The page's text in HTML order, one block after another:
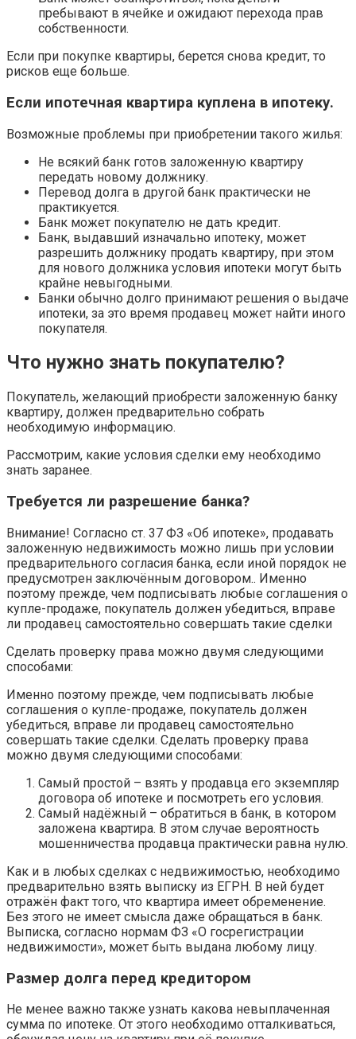
пребывают в ячейке и ожидают перехода прав
собственности.
Если при покупке квартиры, берется снова кредит, то
рисков еще больше.
Если ипотечная квартира куплена в ипотеку.
Возможные проблемы при приобретении такого жилья:
Не всякий банк готов заложенную квартиру
передать новому должнику.
Перевод долга в другой банк практически не
практикуется.
Банк может покупателю не дать кредит.
Банк, выдавший изначально ипотеку, может
разрешить должнику продать квартиру, при этом
для нового должника условия ипотеки могут быть
крайне невыгодными.
Банки обычно долго принимают решения о выдаче
ипотеки, за это время продавец может найти иного
покупателя.
Что нужно знать покупателю?
Покупатель, желающий приобрести заложенную банку
квартиру, должен предварительно собрать
необходимую информацию.
Рассмотрим, какие условия сделки ему необходимо
знать заранее.
Требуется ли разрешение банка?
Внимание! Согласно ст. 37 ФЗ «Об ипотеке», продавать
заложенную недвижимость можно лишь при условии
предварительного согласия банка, если иной порядок не
предусмотрен заключённым договором.. Именно
поэтому прежде, чем подписывать любые соглашения о
купле-продаже, покупатель должен убедиться, вправе
ли продавец самостоятельно совершать такие сделки
Сделать проверку права можно двумя следующими
способами:
Именно поэтому прежде, чем подписывать любые
соглашения о купле-продаже, покупатель должен
убедиться, вправе ли продавец самостоятельно
совершать такие сделки. Сделать проверку права
можно двумя следующими способами:
Самый простой – взять у продавца его экземпляр
договора об ипотеке и посмотреть его условия.
Самый надёжный – обратиться в банк, в котором
заложена квартира. В этом случае вероятность
мошенничества продавца практически равна нулю.
Как и в любых сделках с недвижимостью, необходимо
предварительно взять выписку из ЕГРН. В ней будет
отражён факт того, что квартира имеет обременение.
Без этого не имеет смысла даже обращаться в банк.
Выписка, согласно нормам ФЗ «О госрегистрации
недвижимости», может быть выдана любому лицу.
Размер долга перед кредитором
Не менее важно также узнать какова невыплаченная
сумма по ипотеке. От этого необходимо отталкиваться,